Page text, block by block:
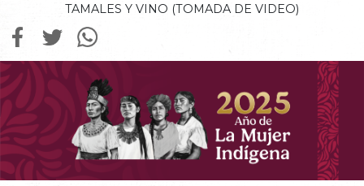
TAMALES Y VINO (TOMADA DE VIDEO)